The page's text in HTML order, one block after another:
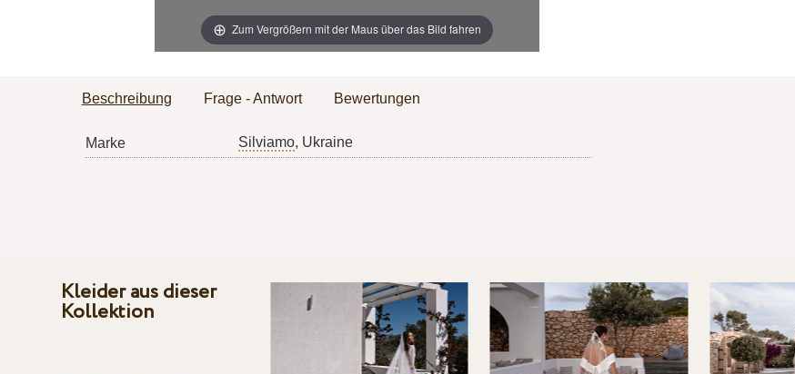
Zum Vergrößern mit der Maus über das Bild fahren
Beschreibung Frage - Antwort Bewertungen
Marke Silviamo, Ukraine
Kleider aus dieser
Kollektion